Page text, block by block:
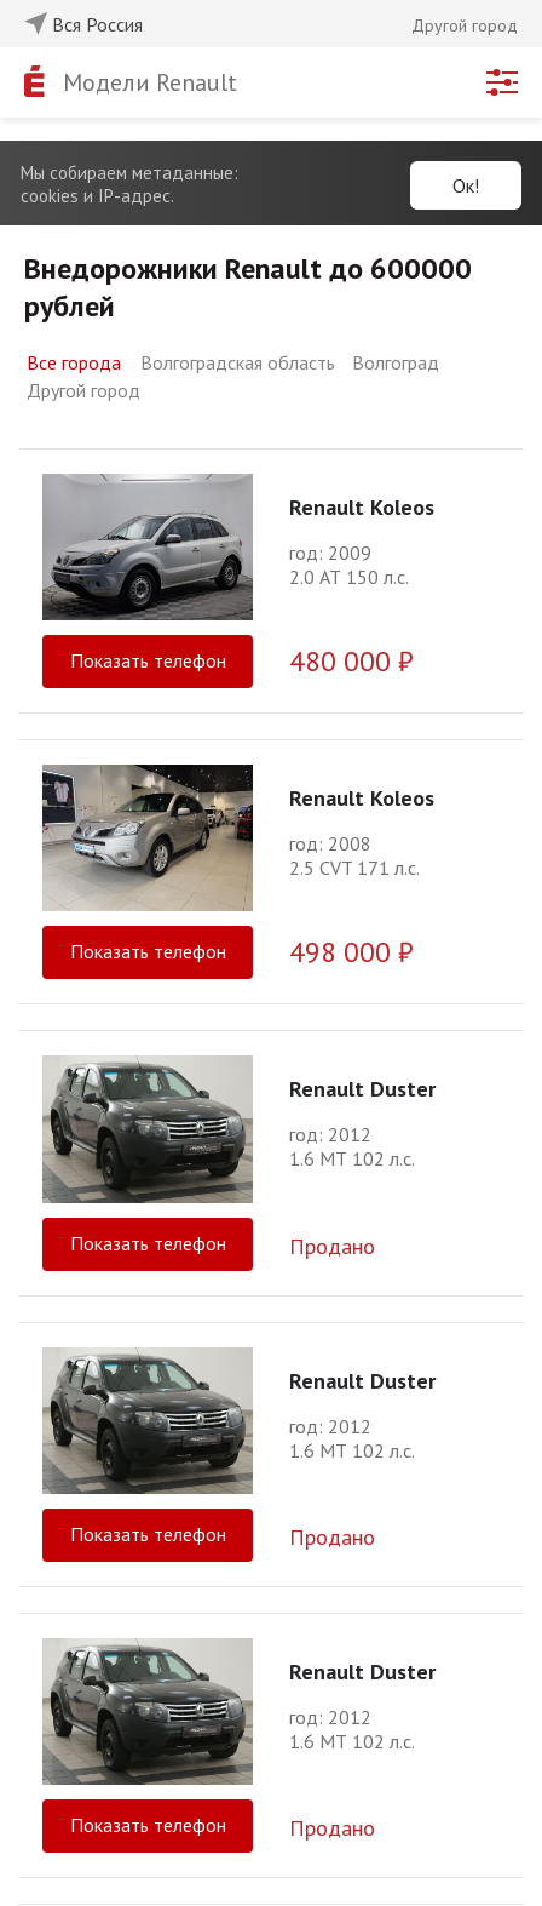
Вся Россия Другой город
Модели Renault
Мы собираем метаданные:
cookies и IP-адрес.
Ок!
Внедорожники Renault до 600000
рублей
Все города Волгоградская область
Волгоград
Другой город
Renault Koleos
год: 2009
2.0 АТ 150 л.с.
Показать телефон 480 000 ₽
Renault Koleos
год: 2008
2.5 CVT 171 л.с.
Показать телефон 498 000 ₽
Renault Duster
год: 2012
1.6 МТ 102 л.с.
Показать телефон Продано
Renault Duster
год: 2012
1.6 МТ 102 л.с.
Показать телефон Продано
Renault Duster
год: 2012
1.6 МТ 102 л.с.
Показать телефон Продано